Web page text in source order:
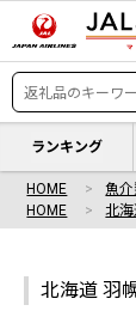
ランキング
HOME 魚
HOME
北
北海道 羽